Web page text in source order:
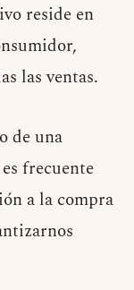
reside en
las ventas.
de una
frecuente
a la compra